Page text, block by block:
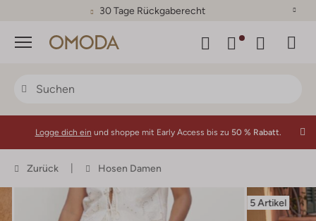
30 Tage Rückgaberecht
Menü
Logge dich ein und shoppe mit Early Access bis zu 50 % Rabatt.
Zurück Hosen Damen
5 Artikel